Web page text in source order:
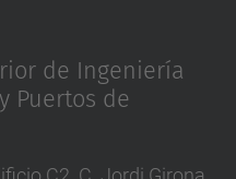
de Ingeniería
Puertos de